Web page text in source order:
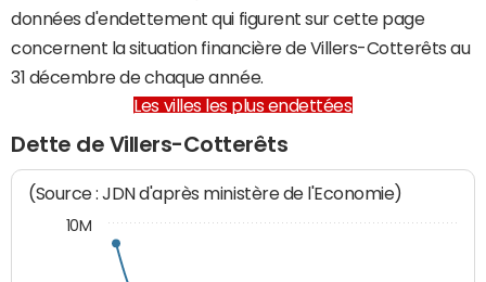
données d'endettement qui figurent sur cette page
concernent la situation financière de Villers-Cotterêts au
31 décembre de chaque année.
Les villes les plus endettées
Dette de Villers-Cotterêts
(Source : JDN d'après ministère de l'Economie)
10M